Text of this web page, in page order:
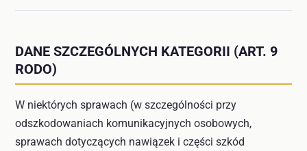
DANE SZCZEGÓLNYCH KATEGORII (ART. 9
RODO)
W niektórych sprawach (w szczególności przy
odszkodowaniach komunikacyjnych osobowych,
sprawach dotyczących nawiązek i części szkód